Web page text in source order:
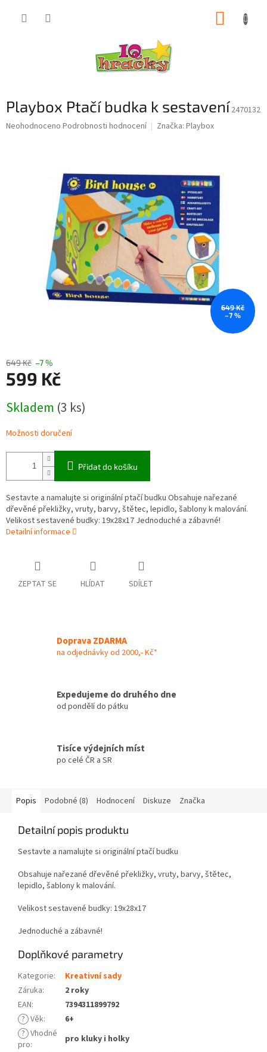
Playbox Ptačí budka k sestavení 2470132
Průměrné
Neohodnoceno Podrobnosti hodnocení Značka: Playbox
649 Kč
–7 %
649 Kč –7 %
599 Kč
cena:
Skladem (3 ks)
Možnosti doručení
Přidat do košíku
Sestavte a namalujte si originální ptačí budku Obsahuje nařezané
dřevěné překližky, vruty, barvy, štětec, lepidlo, šablony k malování.
Velikost sestavené budky: 19x28x17 Jednoduché a zábavné!
Detailní informace
ZEPTAT SE HLÍDAT SDÍLET
Doprava ZDARMA
na odjednávky od 2000,- Kč*
Expedujeme do druhého dne
od pondělí do pátku
Tisíce výdejních míst
po celé ČR a SR
Popis Podobné (8) Hodnocení Diskuze Značka
Detailní popis produktu
Sestavte a namalujte si originální ptačí budku
Obsahuje nařezané dřevěné překližky, vruty, barvy, štětec,
lepidlo, šablony k malování.
Velikost sestavené budky: 19x28x17
Jednoduché a zábavné!
Doplňkové parametry
Kategorie:
Kreativní sady
Záruka:
2 roky
EAN:
7394311899792
? Věk:
6+
? Vhodné
pro:
pro kluky i holky